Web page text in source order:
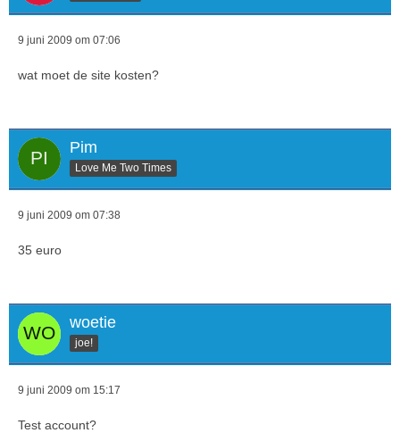
9 juni 2009 om 07:06
wat moet de site kosten?
Pim
Love Me Two Times
9 juni 2009 om 07:38
35 euro
woetie
joe!
9 juni 2009 om 15:17
Test account?